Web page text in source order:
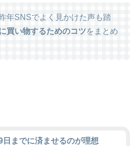
年SNSでよく見かけた声も踏
買い物するためのコツをまとめ
日までに済ませるのが理想